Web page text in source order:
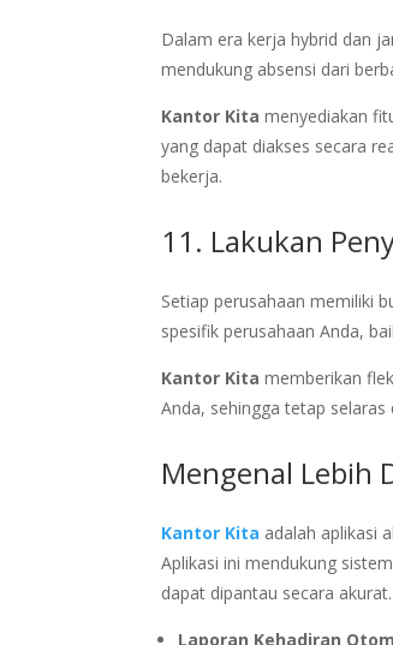
Dalam era kerja hybrid dan
mendukung absensi dari
Kantor Kita menyediakan
yang dapat diakses secara
bekerja.
11. Lakukan
Setiap perusahaan memiliki
spesifik perusahaan Anda,
Kantor Kita memberikan
Anda, sehingga tetap
Mengenal Lebih
Kantor Kita adalah aplikasi
Aplikasi ini mendukung
dapat dipantau secara
Laporan Kehadiran